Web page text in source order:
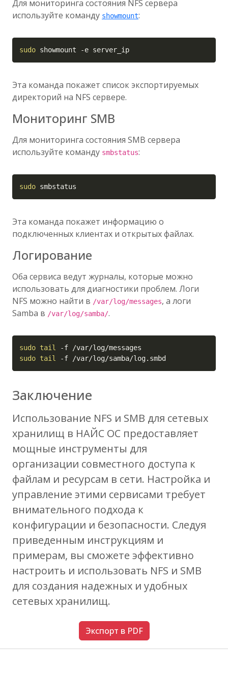
Для мониторинга состояния NFS сервера
используйте команду showmount:
sudo showmount -e server_ip
Эта команда покажет список экспортируемых
директорий на NFS сервере.
Мониторинг SMB
Для мониторинга состояния SMB сервера
используйте команду smbstatus:
sudo smbstatus
Эта команда покажет информацию о
подключенных клиентах и открытых файлах.
Логирование
Оба сервиса ведут журналы, которые можно
использовать для диагностики проблем. Логи
NFS можно найти в /var/log/messages, а логи
Samba в /var/log/samba/.
sudo tail -f
sudo tail -f /var/log/samba/log.smbd
Заключение
Использование NFS и SMB для сетевых
хранилищ в НАЙС ОС предоставляет
мощные инструменты для
организации совместного доступа к
файлам и ресурсам в сети. Настройка и
управление этими сервисами требует
внимательного подхода к
конфигурации и безопасности. Следуя
приведенным инструкциям и
примерам, вы сможете эффективно
настроить и использовать NFS и SMB
для создания надежных и удобных
сетевых хранилищ.
Экспорт в PDF